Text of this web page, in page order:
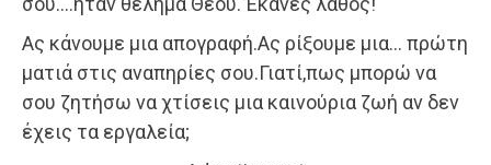
Ας κάνουμε μια απογραφή.Ας ρίξουμε μια… πρώτη
ματιά στις αναπηρίες σου.Γιατί,πως μπορώ να
σου ζητήσω να χτίσεις μια καινούρια ζωή αν δεν
έχεις τα εργαλεία;